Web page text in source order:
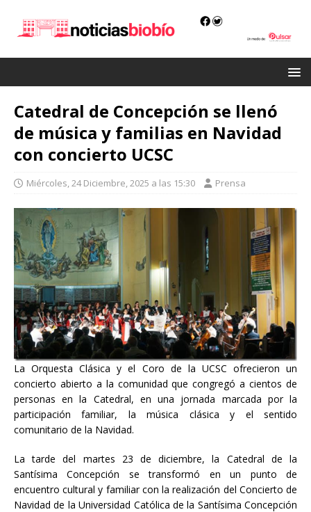
Catedral de Concepción se llenó
de música y familias en Navidad
con concierto UCSC
Miércoles, 24 Diciembre, 2025 a las 15:30 Prensa
La Orquesta Clásica y el Coro de la UCSC ofrecieron un
concierto abierto a la comunidad que congregó a cientos de
personas en la Catedral, en una jornada marcada por la
participación familiar, la música clásica y el sentido
comunitario de la Navidad.
La tarde del martes 23 de diciembre, la Catedral de la
Santísima Concepción se transformó en un punto de
encuentro cultural y familiar con la realización del Concierto de
Navidad de la Universidad Católica de la Santísima Concepción